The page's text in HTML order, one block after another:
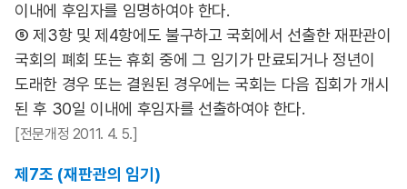
이내에 후임자를 임명하여야 한다.
⑤ 제3항 및 제4항에도 불구하고 국회에서 선출한 재판관이
국회의 폐회 또는 휴회 중에 그 임기가 만료되거나 정년이
도래한 경우 또는 결원된 경우에는 국회는 다음 집회가 개시
된 후 30일 이내에 후임자를 선출하여야 한다.
[전문개정 2011. 4. 5.]
제7조 (재판관의 임기)